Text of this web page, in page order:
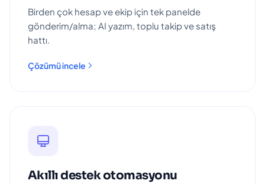
Birden çok hesap ve ekip için tek panelde
gönderim/alma; AI yazım, toplu takip ve satış
hattı.
Çözümü incele
Akıllı destek otomasyonu